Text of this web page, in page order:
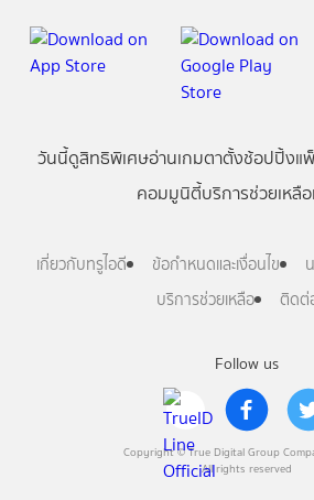
Follow us
Copyright © True Digital Group
All rights reserved
วันนี้ดูสิทธิพิเศษอ่านเกมตาตั้งช้อปปิ้งแ
คอมมูนิตี้บริการช่วยเหลื
เกี่ยวกับทรูไอดี ข้อกำหนดและเงื่อนไข
บริการช่วยเหลือ
ติดต่